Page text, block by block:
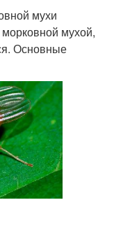
мухи
морковной мухой,
Основные